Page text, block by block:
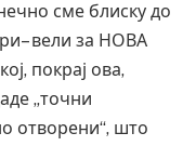
сме блиску до
вели за НОВА
покрај ова,
„точни
отворени“, што